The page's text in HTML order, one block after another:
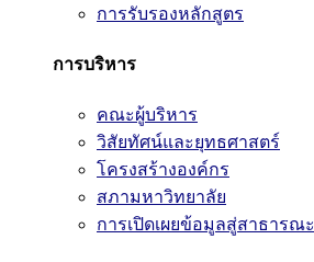
การรับรองหลักสูตร
การบริหาร
คณะผู้บริหาร
วิสัยทัศน์และยุทธศาสตร์
โครงสร้างองค์กร
สภามหาวิทยาลัย
การเปิดเผยข้อมูลสู่สาธารณะ